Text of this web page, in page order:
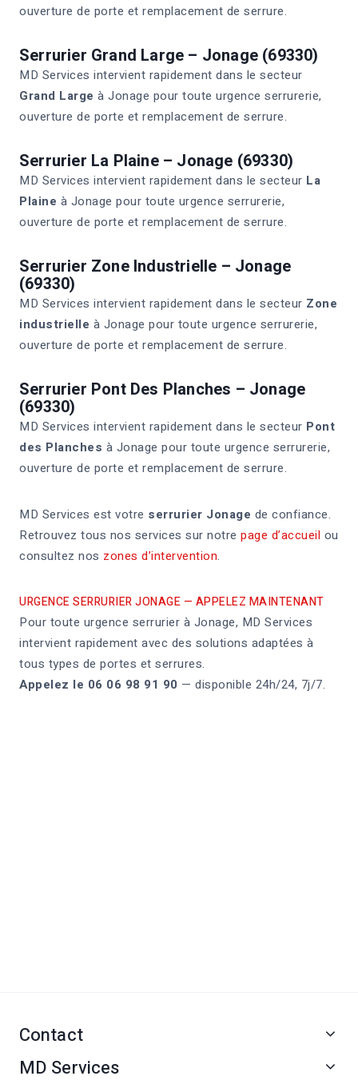
ouverture de porte et remplacement de serrure.
Serrurier Grand Large – Jonage (69330)
MD Services intervient rapidement dans le secteur
Grand Large à Jonage pour toute urgence serrurerie,
ouverture de porte et remplacement de serrure.
Serrurier La Plaine – Jonage (69330)
MD Services intervient rapidement dans le secteur La
Plaine à Jonage pour toute urgence serrurerie,
ouverture de porte et remplacement de serrure.
Serrurier Zone Industrielle – Jonage
(69330)
MD Services intervient rapidement dans le secteur Zone
industrielle à Jonage pour toute urgence serrurerie,
ouverture de porte et remplacement de serrure.
Serrurier Pont Des Planches – Jonage
(69330)
MD Services intervient rapidement dans le secteur Pont
des Planches à Jonage pour toute urgence serrurerie,
ouverture de porte et remplacement de serrure.
MD Services est votre serrurier Jonage de confiance.
Retrouvez tous nos services sur notre page d’accueil ou
consultez nos zones d’intervention.
URGENCE SERRURIER JONAGE — APPELEZ MAINTENANT
Pour toute urgence serrurier à Jonage, MD Services
intervient rapidement avec des solutions adaptées à
tous types de portes et serrures.
Appelez le 06 06 98 91 90 — disponible 24h/24, 7j/7.
Contact
MD Services